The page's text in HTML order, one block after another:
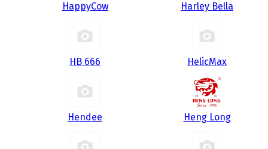
HappyCow Harley Bella
HB 666 HelicMax
Hendee Heng Long